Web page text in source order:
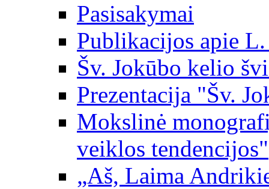
Pasisakymai
Publikacijos apie
Šv. Jokūbo kelio
Prezentacija "Šv.
Mokslinė
veiklos tendencijos"
„Aš, Laima